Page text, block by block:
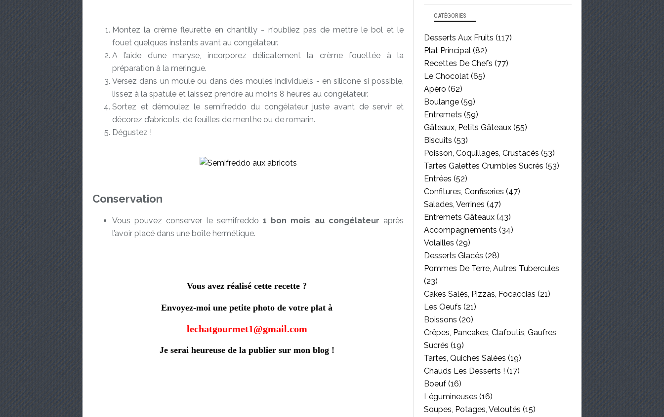
Montez la crème fleurette en chantilly - n’oubliez pas de mettre le bol et le
fouet quelques instants avant au congélateur.
A l’aide d’une maryse, incorporez délicatement la crème fouettée à la
préparation à la meringue.
Versez dans un moule ou dans des moules individuels - en silicone si possible,
lissez à la spatule et laissez prendre au moins 8 heures au congélateur.
Sortez et démoulez le semifreddo du congélateur juste avant de servir et
décorez d’abricots, de feuilles de menthe ou de romarin.
Dégustez !
Conservation
Vous pouvez conserver le semifreddo 1 bon mois au congélateur après
l’avoir placé dans une boîte hermétique.
Vous avez réalisé cette recette ?
Envoyez-moi une petite photo de votre plat à
lechatgourmet1@gmail.com
Je serai heureuse de la publier sur mon blog !
CATÉGORIES
Desserts Aux Fruits (117)
Plat Principal (82)
Recettes De Chefs (77)
Le Chocolat (65)
Apéro (62)
Boulange (59)
Entremets (59)
Gâteaux, Petits Gâteaux (55)
Biscuits (53)
Poisson, Coquillages, Crustacés (53)
Tartes Galettes Crumbles Sucrés (53)
Entrées (52)
Confitures, Confiseries (47)
Salades, Verrines (47)
Entremets Gâteaux (43)
Accompagnements (34)
Volailles (29)
Desserts Glacés (28)
Pommes De Terre, Autres Tubercules
(23)
Cakes Salés, Pizzas, Focaccias (21)
Les Oeufs (21)
Boissons (20)
Crêpes, Pancakes, Clafoutis, Gaufres
Sucrés (19)
Tartes, Quiches Salées (19)
Chauds Les Desserts ! (17)
Boeuf (16)
Légumineuses (16)
Soupes, Potages, Veloutés (15)